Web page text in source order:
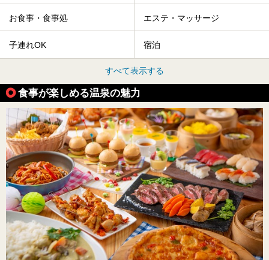
お食事・食事処 エステ・マッサージ
子連れOK 宿泊
すべて表示する
食事が楽しめる温泉の魅力